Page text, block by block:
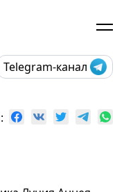
Telegram-канал